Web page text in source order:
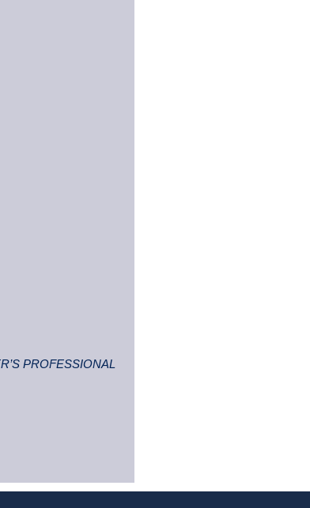
PROFESSIONAL